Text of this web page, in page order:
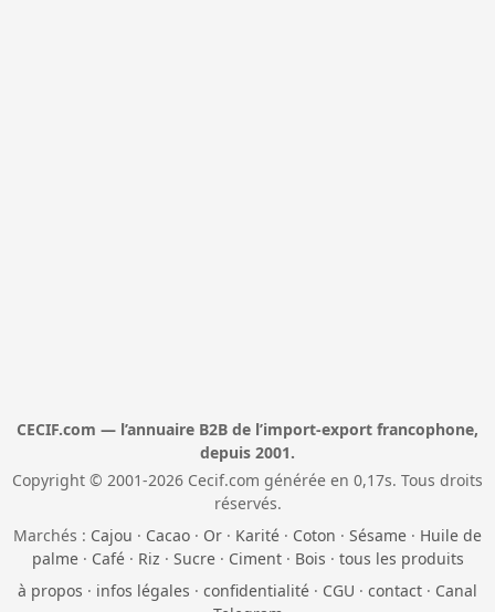
CECIF.com — l’annuaire B2B de l’import-export francophone,
depuis 2001.
Copyright © 2001-2026 Cecif.com générée en 0,17s. Tous droits
réservés.
Marchés : Cajou · Cacao · Or · Karité · Coton · Sésame · Huile de
palme· Café· Riz · Sucre· Ciment· Bois · tous les produits
à propos · infos légales · confidentialité · CGU · contact · Canal